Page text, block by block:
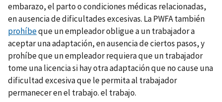
embarazo, el parto o condiciones médicas relacionadas,
en ausencia de dificultades excesivas. La PWFA también
prohíbeque un empleador obligue a un trabajador a
aceptar una adaptación, en ausencia de ciertos pasos, y
prohíbe que un empleador requiera que un trabajador
tome una licencia si hay otra adaptación que no cause una
dificultad excesiva que le permita al trabajador
permanecer en el trabajo. el trabajo.